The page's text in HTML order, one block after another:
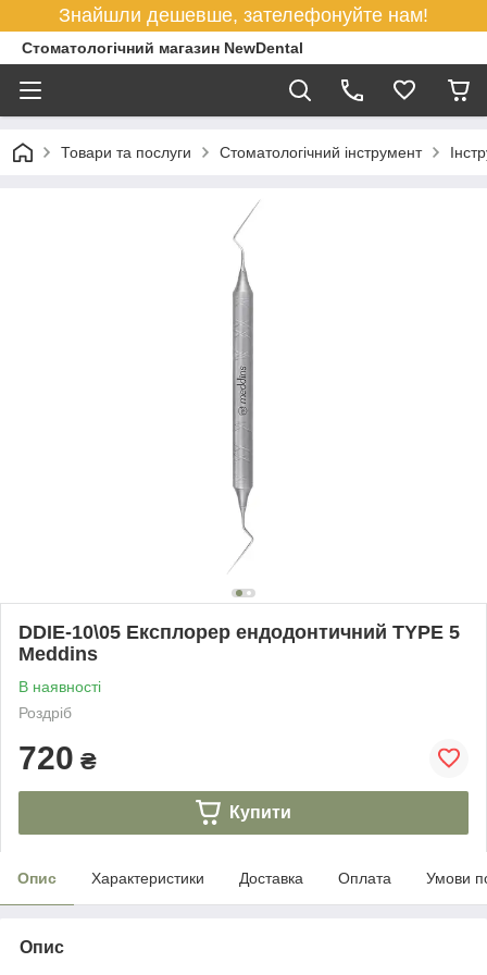
Знайшли дешевше, зателефонуйте нам!
Стоматологічний магазин NewDental
Товари та послуги Стоматологічний інструмент
DDIE-10\05 Експлорер ендодонтичний TYPE 5
Meddins
В наявності
Роздріб
720 ₴
Купити
Опис Характеристики Доставка Оплата Умови
Опис